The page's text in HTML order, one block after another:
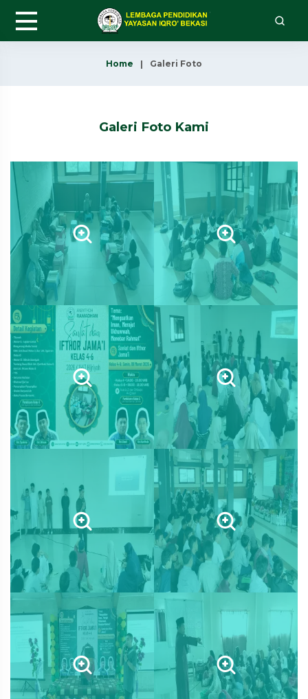
Home Galeri Foto
Galeri Foto Kami